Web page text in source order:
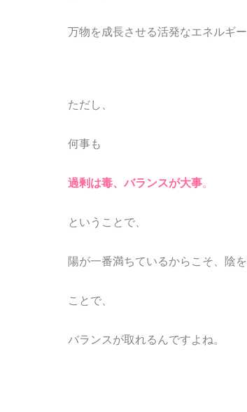
万物を成長させる活発なエネルギー
ただし、
何事も
過剰は毒、バランスが大事。
ということで、
陽が一番満ちているからこそ、陰を
ことで、
バランスが取れるんですよね。